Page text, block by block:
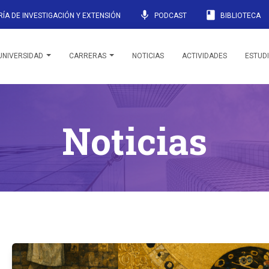
DE INVESTIGACIÓN Y EXTENSIÓN mic PODCAST book BIBLIOTECA
CARRERAS NOTICIAS ACTIVIDADES
Noticias